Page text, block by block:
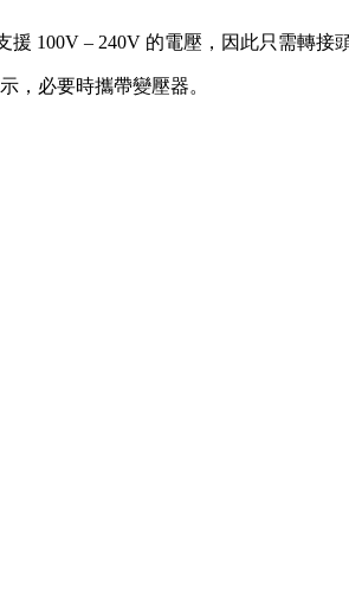
100V – 240V 的電壓，因此只需轉接
，必要時攜帶變壓器。